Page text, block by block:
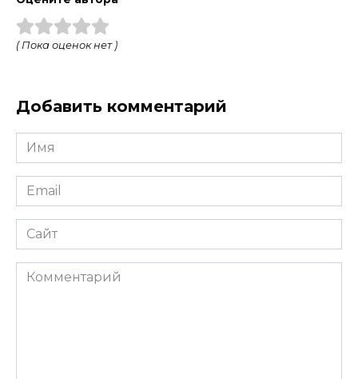
( Пока оценок нет )
Добавить комментарий
Имя
*
Email
*
Сайт
Комментарий